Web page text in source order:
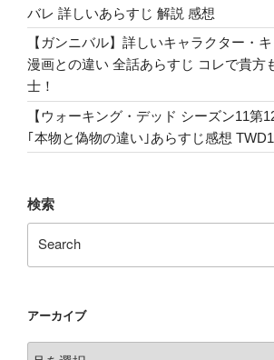
バレ 詳しいあらすじ 解説 感想
【ガンニバル】詳しいキャラクター・
漫画との違い 全話あらすじ コレで貴方
士！
【ウォーキング・デッド シーズン11第
｢本物と偽物の違い｣あらすじ感想
検索
アーカイブ